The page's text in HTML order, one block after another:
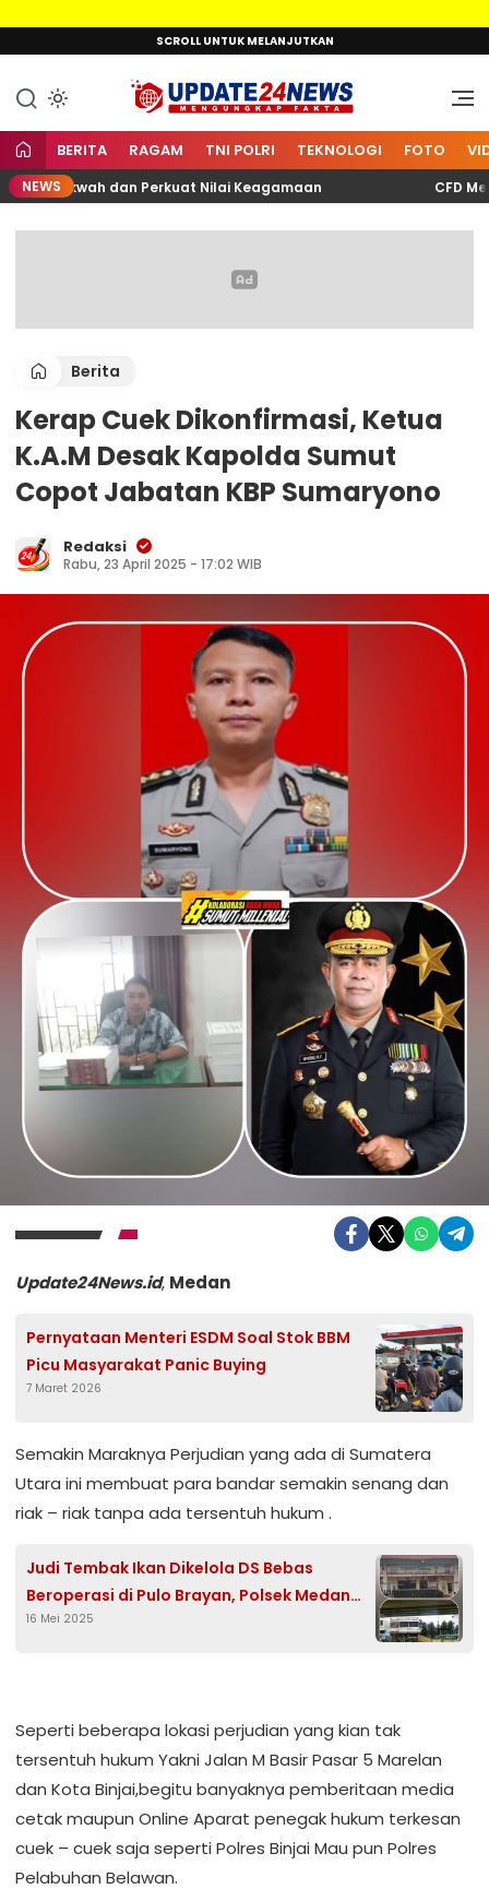
ke
SCROLL UNTUK MELANJUTKAN
Update24News.id
Mengungkap Fakta
BERITA RAGAM TNI POLRI TEKNOLOGI FOTO
NEWS
Dakwah dan Perkuat Nilai Keagamaan CFD
Berita
Kerap Cuek Dikonfirmasi, Ketua
K.A.M Desak Kapolda Sumut
Copot Jabatan KBP Sumaryono
Redaksi
Rabu, 23 April 2025 - 17:02 WIB
Update24News.id, Medan
Pernyataan Menteri ESDM Soal Stok BBM
Picu Masyarakat Panic Buying
7 Maret 2026
Semakin Maraknya Perjudian yang ada di Sumatera
Utara ini membuat para bandar semakin senang dan
riak – riak tanpa ada tersentuh hukum .
Judi Tembak Ikan Dikelola DS Bebas
Beroperasi di Pulo Brayan, Polsek Medan
Barat Terkesan Tutup Mata
16 Mei 2025
Seperti beberapa lokasi perjudian yang kian tak
tersentuh hukum Yakni Jalan M Basir Pasar 5 Marelan
dan Kota Binjai,begitu banyaknya pemberitaan media
cetak maupun Online Aparat penegak hukum terkesan
cuek – cuek saja seperti Polres Binjai Mau pun Polres
Pelabuhan Belawan.